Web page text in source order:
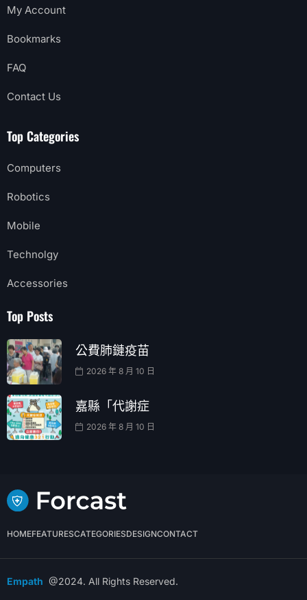
My Account
Bookmarks
FAQ
Contact Us
Top Categories
Computers
Robotics
Mobile
Technolgy
Accessories
Top Posts
公費肺鏈疫苗
2026 年 8 月 10 日
嘉縣「代謝症
2026 年 8 月 10 日
HOMEFEATURESCATEGORIESDESIGNCONTACT
Empath @2024. All Rights Reserved.